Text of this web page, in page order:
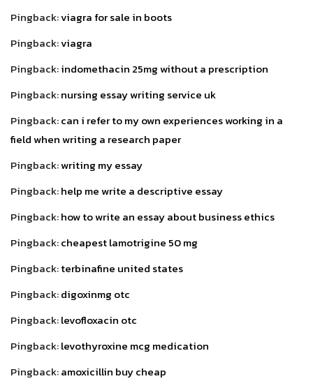
Pingback:viagra for sale in boots
Pingback:viagra
Pingback:indomethacin 25mg without a prescription
Pingback:nursing essay writing service uk
Pingback:can i refer to my own experiences working in a
field when writing a research paper
Pingback:writing my essay
Pingback:help me write a descriptive essay
Pingback:how to write an essay about business ethics
Pingback:cheapest lamotrigine 50 mg
Pingback:terbinafine united states
Pingback:digoxinmg otc
Pingback:levofloxacin otc
Pingback:levothyroxine mcg medication
Pingback:amoxicillin buy cheap